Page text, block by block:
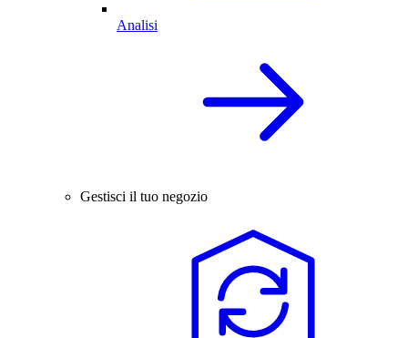
Analisi
Gestisci il tuo negozio